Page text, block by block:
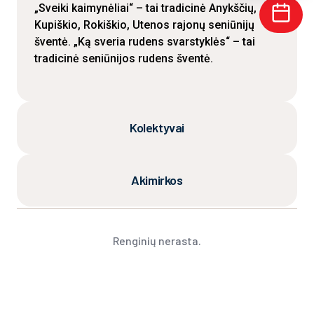
„Sveiki kaimynėliai“ – tai tradicinė Anykščių,
Kupiškio, Rokiškio, Utenos rajonų seniūnijų
šventė. „Ką sveria rudens svarstyklės“ – tai
tradicinė seniūnijos rudens šventė.
Kolektyvai
Akimirkos
Renginių nerasta.